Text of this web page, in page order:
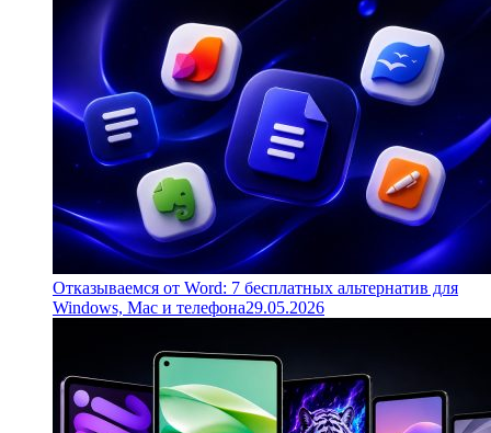
Отказываемся от Word: 7 бесплатных альтернатив для
Windows, Mac и телефона29.05.2026